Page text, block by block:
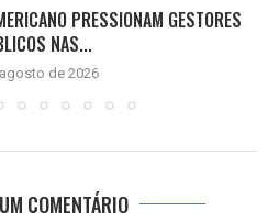
PRESSIONAM GESTORES
NAS...
de 2026
COMENTÁRIO